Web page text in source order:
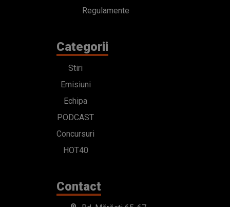
Regulamente
Categorii
Stiri
Emisiuni
Echipa
PODCAST
Concursuri
HOT40
Contact